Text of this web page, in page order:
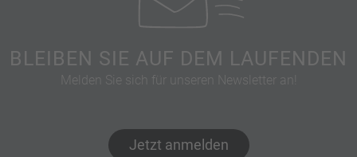
BLEIBEN SIE AUF DEM LAUFENDEN
Melden Sie sich für unseren Newsletter an!
Jetzt anmelden